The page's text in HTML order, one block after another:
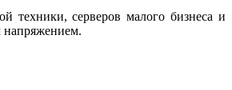
техники, серверов малого бизнеса и
напряжением.